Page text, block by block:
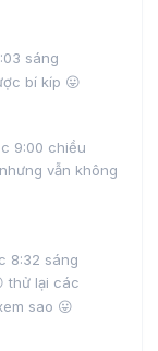
sáng
bí kíp 😛
9:00 chiều
vẫn không
8:32 sáng
thử lại các
sao 😛